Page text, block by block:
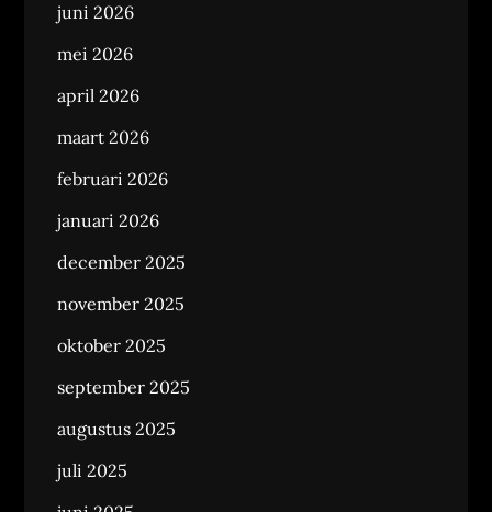
juni 2026
mei 2026
april 2026
maart 2026
februari 2026
januari 2026
december 2025
november 2025
oktober 2025
september 2025
augustus 2025
juli 2025